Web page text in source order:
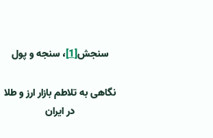
سنجش[1] ، سنجه و پول
نگاهی به تلاطم بازار ارز و طلا
در ایران